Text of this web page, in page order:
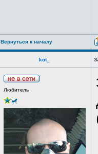
Вернуться к началу
kot_
Любитель